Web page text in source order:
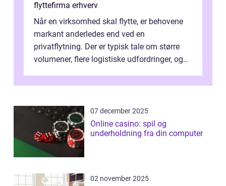
flyttefirma erhverv
Når en virksomhed skal flytte, er behovene
markant anderledes end ved en
privatflytning. Der er typisk tale om større
volumener, flere logistiske udfordringer, og
07 december 2025
Online casino: spil og
underholdning fra din computer
02 november 2025